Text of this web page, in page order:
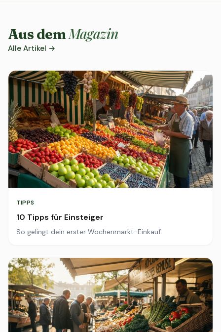
Aus demMagazin
Alle Artikel →
TIPPS
10 Tipps für Einsteiger
So gelingt dein erster Wochenmarkt-Einkauf.